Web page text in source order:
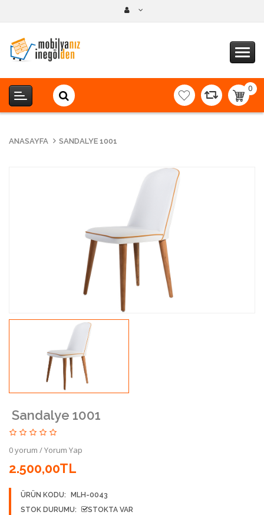
0
-
ANASAYFA SANDALYE 1001
Sandalye 1001
0 yorum /Yorum Yap
2.500,00TL
ÜRÜN KODU:
MLH-0043
STOK DURUMU:
STOKTA VAR